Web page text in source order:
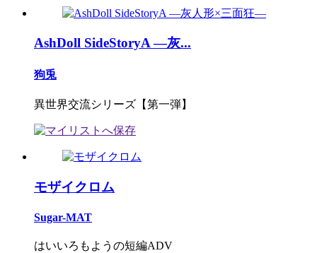
AshDoll SideStoryA ―灰...
狗兎
異世界交流シリーズ【第一弾】
モザイクロム
Sugar-MAT
はいいろもようの短編ADV